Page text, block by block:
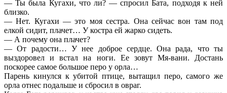
— Ты была Кугахи, что ли? — спросил Бата, подходя к ней
близко.
— Нет. Кугахи — это моя сестра. Она сейчас вон там под
елкой сидит, плачет… У костра ей жарко сидеть.
— А почему она плачет?
— От радости… У нее доброе сердце. Она рада, что ты
выздоровел и встал на ноги. Ее зовут Мя-вани. Достань
поскорее самое большое перо у орла…
Парень кинулся к убитой птице, вытащил перо, самого же
орла отнес подальше и сбросил в овраг.